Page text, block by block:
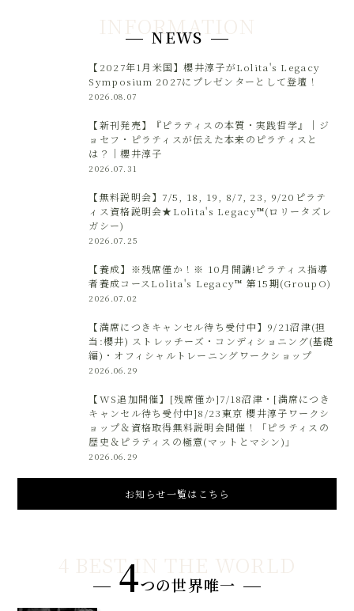
NEWS
【2027年1月米国】櫻井淳子がLolita's Legacy
Symposium 2027にプレゼンターとして登壇！
2026.08.07
【新刊発売】『ピラティスの本質・実践哲学』｜ジ
ョセフ・ピラティスが伝えた本来のピラティスと
は？｜櫻井淳子
2026.07.31
【無料説明会】7/5, 18, 19, 8/7, 23, 9/20ピラテ
ィス資格説明会★Lolita's Legacy™(ロリータズレ
ガシー)
2026.07.25
【養成】※残席僅か！※ 10月開講!ピラティス指導
者養成コースLolita's Legacy™️ 第15期(GroupO)
2026.07.02
【満席につきキャンセル待ち受付中】9/21沼津(担
当:櫻井) ストレッチーズ・コンディショニング(基礎
編)・オフィシャルトレーニングワークショップ
2026.06.29
【WS追加開催】[残席僅か]7/18沼津・[満席につき
キャンセル待ち受付中]8/23東京 櫻井淳子ワークシ
ョップ＆資格取得無料説明会開催！「ピラティスの
歴史＆ピラティスの極意(マットとマシン)」
2026.06.29
お知らせ一覧はこちら
4つの世界唯一